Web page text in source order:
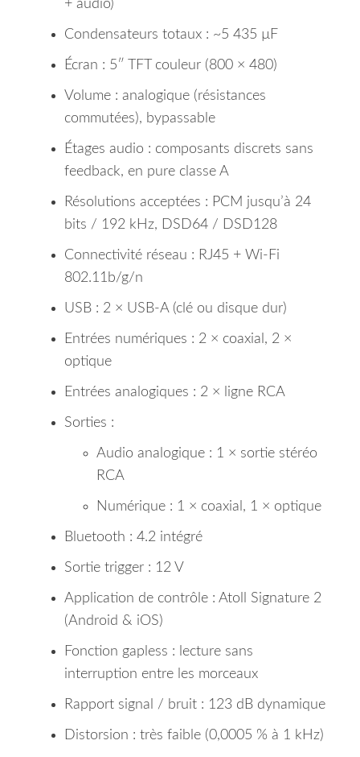
+ audio)
Condensateurs totaux : ~5 435 µF
Écran : 5″ TFT couleur (800 × 480)
Volume : analogique (résistances
commutées), bypassable
Étages audio : composants discrets sans
feedback, en pure classe A
Résolutions acceptées : PCM jusqu’à 24
bits / 192 kHz, DSD64 / DSD128
Connectivité réseau : RJ45 + Wi-Fi
802.11b/g/n
USB : 2 × USB-A (clé ou disque dur)
Entrées numériques : 2 × coaxial, 2 ×
optique
Entrées analogiques : 2 × ligne RCA
Sorties :
Audio analogique : 1 × sortie stéréo
RCA
Numérique : 1 × coaxial, 1 × optique
Bluetooth : 4.2 intégré
Sortie trigger : 12 V
Application de contrôle : Atoll Signature 2
(Android & iOS)
Fonction gapless : lecture sans
interruption entre les morceaux
Rapport signal / bruit : 123 dB dynamique
Distorsion : très faible (0,0005 % à 1 kHz)